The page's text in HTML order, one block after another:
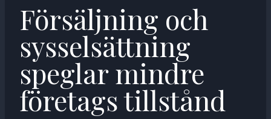
Försäljning och
sysselsättning
speglar mindre
företags tillstånd